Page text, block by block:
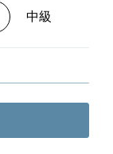
中級